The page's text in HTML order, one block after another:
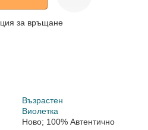
за връщане
Възрастен
Виолетка
Ново; 100% Автентично